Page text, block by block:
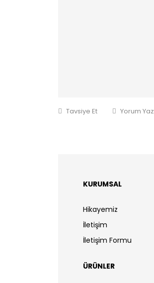
Tavsiye Et Yorum Yaz
KURUMSAL
Hikayemiz
İletişim
İletişim Formu
ÜRÜNLER